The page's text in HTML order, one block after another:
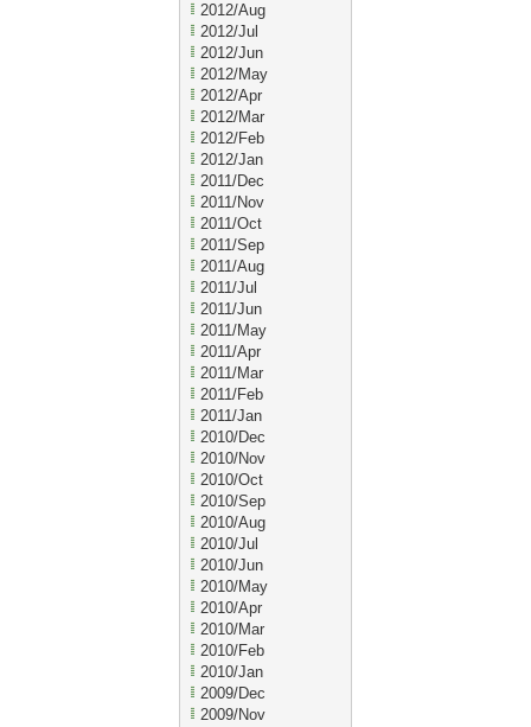
2012/Aug
2012/Jul
2012/Jun
2012/May
2012/Apr
2012/Mar
2012/Feb
2012/Jan
2011/Dec
2011/Nov
2011/Oct
2011/Sep
2011/Aug
2011/Jul
2011/Jun
2011/May
2011/Apr
2011/Mar
2011/Feb
2011/Jan
2010/Dec
2010/Nov
2010/Oct
2010/Sep
2010/Aug
2010/Jul
2010/Jun
2010/May
2010/Apr
2010/Mar
2010/Feb
2010/Jan
2009/Dec
2009/Nov